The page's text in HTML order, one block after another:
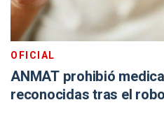
OFICIAL
ANMAT prohibió
reconocidas tras el